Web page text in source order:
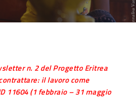
n. 2 del Progetto Eritrea
il lavoro come
11604(1 febbraio – 31 maggio